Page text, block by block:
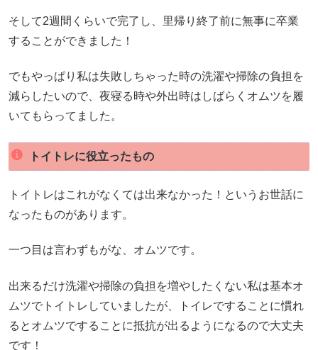
そして2週間くらいで完了し、里帰り終了前に無事に卒業
することができました！
でもやっぱり私は失敗しちゃった時の洗濯や掃除の負担を
減らしたいので、夜寝る時や外出時はしばらくオムツを履
いてもらってました。
トイトレに役立ったもの
トイトレはこれがなくては出来なかった！というお世話に
なったものがあります。
一つ目は言わずもがな、オムツです。
出来るだけ洗濯や掃除の負担を増やしたくない私は基本オ
ムツでトイトレしていましたが、トイレですることに慣れ
るとオムツですることに抵抗が出るようになるので大丈夫
です！